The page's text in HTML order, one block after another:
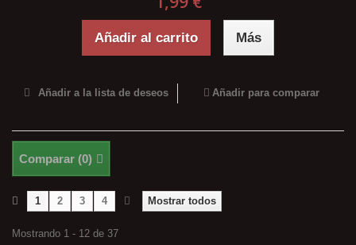
Añadir al carrito Más
Añadir a la lista de deseos Añadir para comparar
Comparar (0)
Mostrar todos
1 2 3 4
Mostrando 1 - 12 de 37